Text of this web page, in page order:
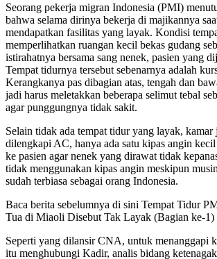
Seorang pekerja migran Indonesia (PMI)
bahwa selama dirinya bekerja di majikannya
mendapatkan fasilitas yang layak. Kondisi
memperlihatkan ruangan kecil bekas gudang
istirahatnya bersama sang nenek, pasien yang
Tempat tidurnya tersebut sebenarnya adalah
Kerangkanya pas dibagian atas, tengah dan
jadi harus meletakkan beberapa selimut tebal
agar punggungnya tidak sakit.
Selain tidak ada tempat tidur yang layak, kamar
dilengkapi AC, hanya ada satu kipas angin
ke pasien agar nenek yang dirawat tidak
tidak menggunakan kipas angin meskipun
sudah terbiasa sebagai orang Indonesia.
Baca berita sebelumnya di sini Tempat Tidur
Tua di Miaoli Disebut Tak Layak (Bagian ke-1)
Seperti yang dilansir CNA, untuk menanggapi
itu menghubungi Kadir, analis bidang